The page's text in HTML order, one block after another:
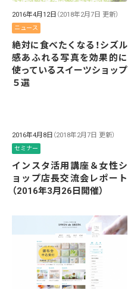
2016年4月12日 （2018年2月7日 更新）
ニュース
絶対に食べたくなる！シズル
感あふれる写真を効果的に
使っているスイーツショップ
５選
2016年4月8日 （2018年2月7日 更新）
セミナー
インスタ活用講座＆女性シ
ョップ店長交流会レポート
（2016年3月26日開催）